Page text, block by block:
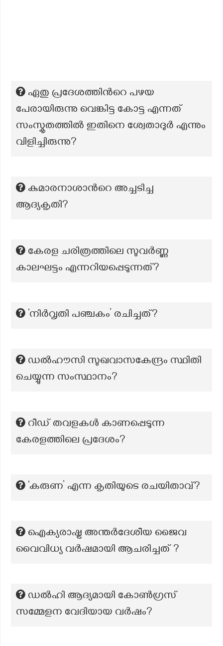
ഏതു പ്രദേശത്തിൻറെ പഴയ
പേരായിരുന്നു വെങ്കിട്ട കോട്ട എന്നത്
സംസ്കൃതത്തിൽ ഇതിനെ ശ്വേതാദുർ എന്നും
വിളിച്ചിരുന്നു?
കുമാരനാശാന്‍റെ അച്ചടിച്ച
ആദ്യകൃതി?
കേരള ചരിത്രത്തിലെ സുവർണ്ണ
കാലഘട്ടം എന്നറിയപ്പെടുന്നത്?
‘നിർവൃതി പഞ്ചകം’ രചിച്ചത്?
ഡൽഹൗസി സുഖവാസകേന്ദ്രം സ്ഥിതി
ചെയ്യുന്ന സംസ്ഥാനം?
റീഡ് തവളകൾ കാണപ്പെടുന്ന
കേരളത്തിലെ പ്രദേശം?
‘കരുണ’ എന്ന കൃതിയുടെ രചയിതാവ്?
ഐക്യരാഷ്ട്ര അന്തർദേശീയ ജൈവ
വൈവിധ്യ വർഷമായി ആചരിച്ചത് ?
ഡൽഹി ആദ്യമായി കോൺഗ്രസ്
സമ്മേളന വേദിയായ വർഷം?